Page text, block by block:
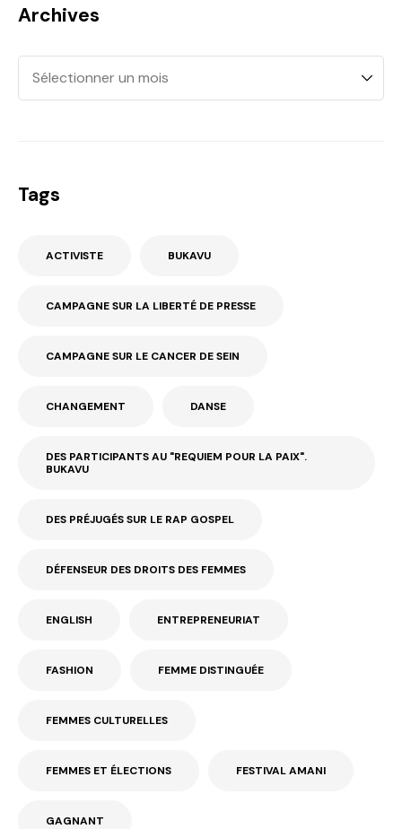
Archives
Tags
ACTIVISTE BUKAVU
CAMPAGNE SUR LA LIBERTÉ DE PRESSE
CAMPAGNE SUR LE CANCER DE SEIN
CHANGEMENT DANSE
DES PARTICIPANTS AU "REQUIEM POUR LA PAIX".
BUKAVU
DES PRÉJUGÉS SUR LE RAP GOSPEL
DÉFENSEUR DES DROITS DES FEMMES
ENGLISH ENTREPRENEURIAT
FASHION FEMME DISTINGUÉE
FEMMES CULTURELLES
FEMMES ET ÉLECTIONS FESTIVAL AMANI
GAGNANT